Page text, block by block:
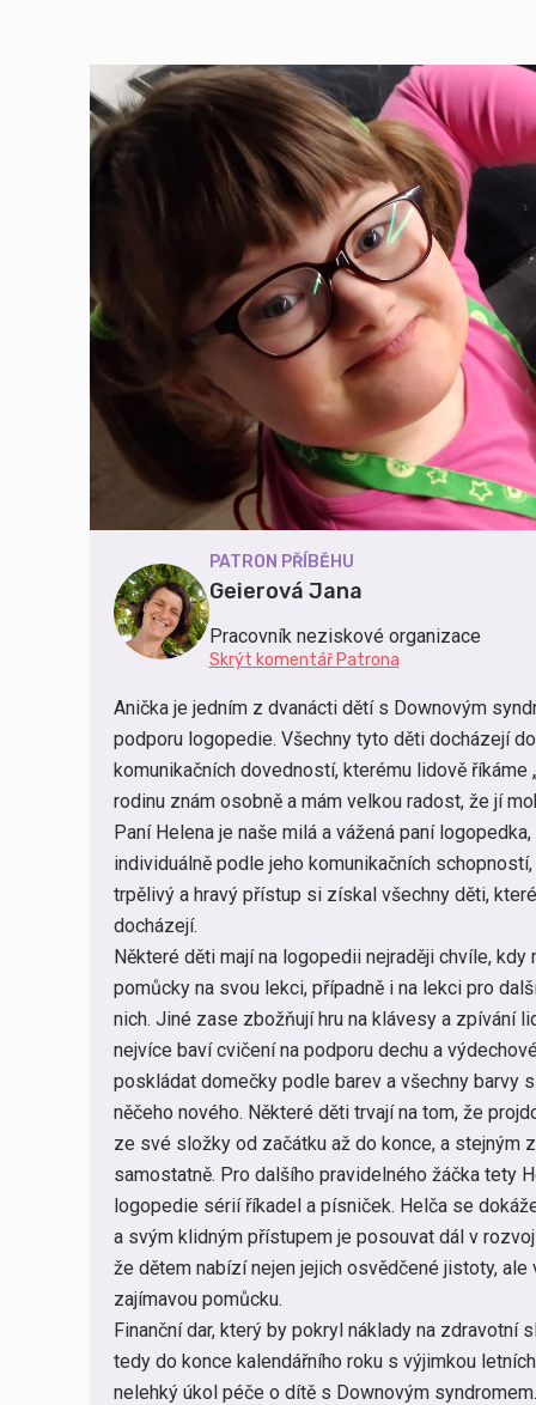
PATRON PŘÍBĚHU
Geierová Jana
Pracovník neziskové organizace
Skrýt komentář Patrona
Anička je jedním z dvanácti dětí s Downovým
podporu logopedie. Všechny tyto děti docházejí
komunikačních dovedností, kterému lidově říkáme
rodinu znám osobně a mám velkou radost, že jí
Paní Helena je naše milá a vážená paní
individuálně podle jeho komunikačních
trpělivý a hravý přístup si získal všechny děti,
docházejí.
Některé děti mají na logopedii nejraději chvíle,
pomůcky na svou lekci, případně i na lekci pro
nich. Jiné zase zbožňují hru na klávesy a zpívání
nejvíce baví cvičení na podporu dechu a
poskládat domečky podle barev a všechny barvy
něčeho nového. Některé děti trvají na tom, že
ze své složky od začátku až do konce, a stejným
samostatně. Pro dalšího pravidelného žáčka tety
logopedie sérií říkadel a písniček. Helča se
a svým klidným přístupem je posouvat dál v
že dětem nabízí nejen jejich osvědčené jistoty, ale
zajímavou pomůcku.
Finanční dar, který by pokryl náklady na
tedy do konce kalendářního roku s výjimkou
nelehký úkol péče o dítě s Downovým